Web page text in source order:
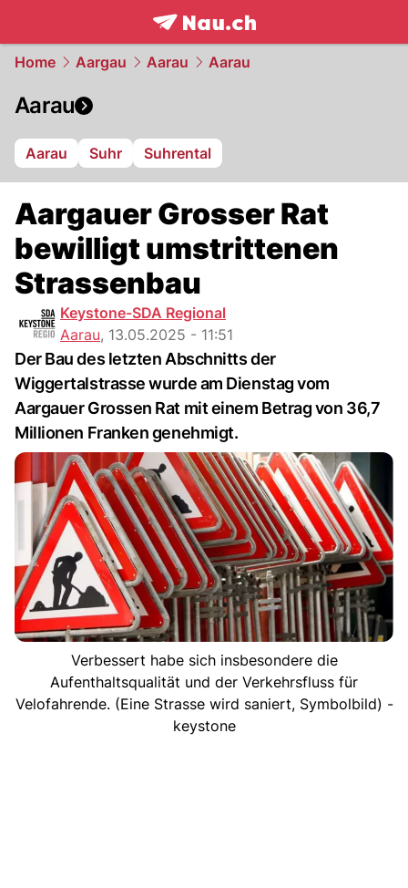
frontpage.NAU.ch
Home Aargau Aarau Aarau
Aarau
Aarau Suhr Suhrental
Aargauer Grosser Rat
bewilligt umstrittenen
Strassenbau
Keystone-SDA Regional
Aarau, 13.05.2025 - 11:51
Der Bau des letzten Abschnitts der
Wiggertalstrasse wurde am Dienstag vom
Aargauer Grossen Rat mit einem Betrag von 36,7
Millionen Franken genehmigt.
Verbessert habe sich insbesondere die
Aufenthaltsqualität und der Verkehrsfluss für
Velofahrende. (Eine Strasse wird saniert, Symbolbild) -
keystone